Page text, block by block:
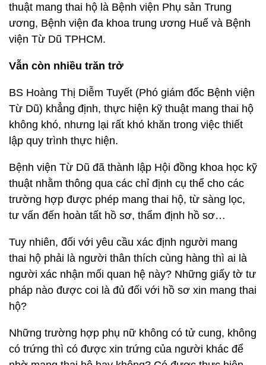
thuật mang thai hộ là Bệnh viện Phụ sản Trung
ương, Bệnh viện đa khoa trung ương Huế và Bệnh
viện Từ Dũ TPHCM.
Vẫn còn nhiều trăn trở
BS Hoàng Thị Diễm Tuyết (Phó giám đốc Bệnh viện
Từ Dũ) khẳng định, thực hiện kỹ thuật mang thai hộ
không khó, nhưng lại rất khó khăn trong việc thiết
lập quy trình thực hiện.
Bệnh viện Từ Dũ đã thành lập Hội đồng khoa học kỹ
thuật nhằm thông qua các chỉ định cụ thể cho các
trường hợp được phép mang thai hộ, từ sàng lọc,
tư vấn đến hoàn tất hồ sơ, thẩm định hồ sơ…
Tuy nhiên, đối với yêu cầu xác định người mang
thai hộ phải là người thân thích cùng hàng thì ai là
người xác nhận mối quan hệ này? Những giấy tờ tư
pháp nào được coi là đủ đối với hồ sơ xin mang thai
hộ?
Những trường hợp phụ nữ không có tử cung, không
có trứng thì có được xin trứng của người khác để